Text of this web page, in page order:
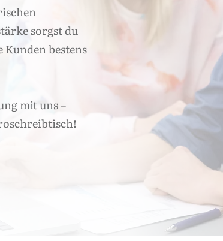
sorgst du
bestens
mit uns –